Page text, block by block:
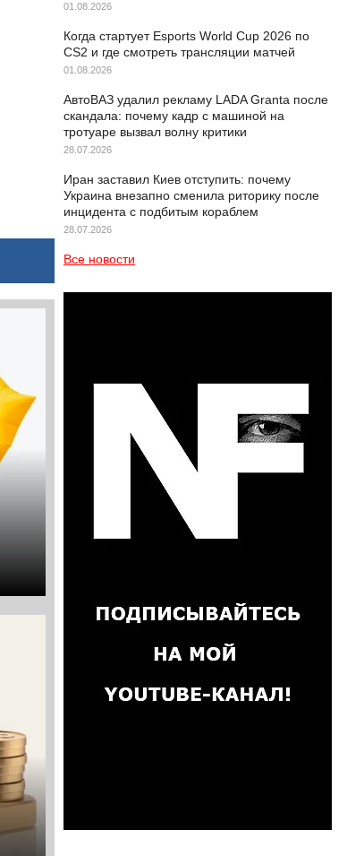
01.08.2026
Когда стартует Esports World Cup 2026 по
CS2 и где смотреть трансляции матчей
01.08.2026
АвтоВАЗ удалил рекламу LADA Granta после
скандала: почему кадр с машиной на
тротуаре вызвал волну критики
28.07.2026
Иран заставил Киев отступить: почему
Украина внезапно сменила риторику после
инцидента с подбитым кораблем
28.07.2026
Все новости